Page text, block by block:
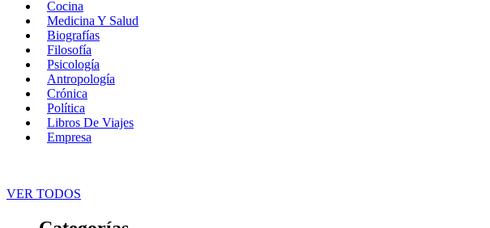
Cocina
Medicina Y Salud
Biografías
Filosofía
Psicología
Antropología
Crónica
Política
Libros De Viajes
Empresa
VER TODOS